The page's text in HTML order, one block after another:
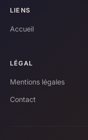
LIENS
Accueil
LÉGAL
Mentions légales
Contact